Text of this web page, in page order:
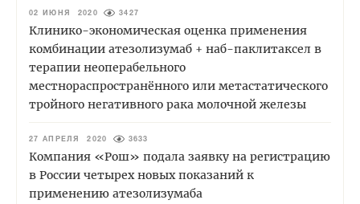
02 ИЮНЯ 2020 3427
Клинико-экономическая оценка применения
комбинации атезолизумаб + наб-паклитаксел в
терапии неоперабельного
местнораспространённого или метастатического
тройного негативного рака молочной железы
27 АПРЕЛЯ 2020 3633
Компания «Рош» подала заявку на регистрацию
в России четырех новых показаний к
применению атезолизумаба